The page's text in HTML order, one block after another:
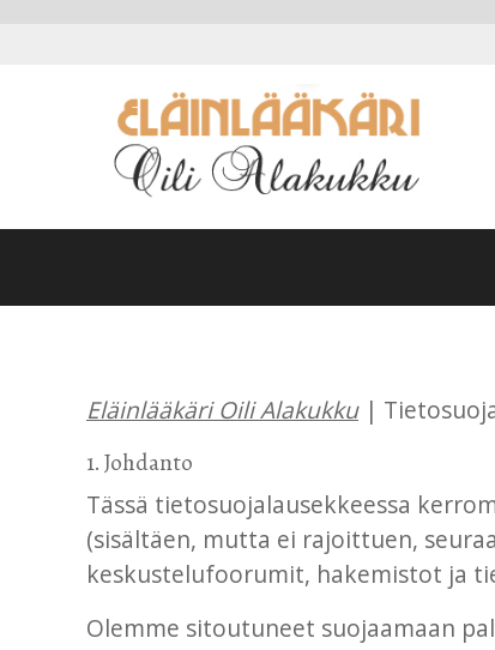
Eläinlääkäri Oili Alakukku|
1. Johdanto
Tässä tietosuojalausekkeessa
(sisältäen, mutta ei rajoittuen,
keskustelufoorumit, hakemistot ja
Olemme sitoutuneet suojaamaan